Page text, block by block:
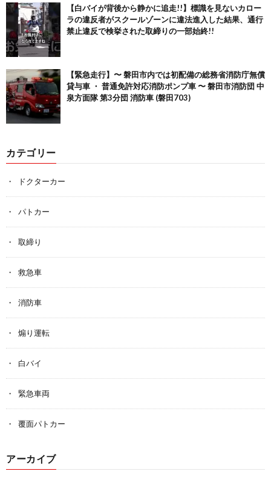
【白バイが背後から静かに追走!!】標識を見ないカロー
ラの違反者がスクールゾーンに違法進入した結果、通行
禁止違反で検挙された取締りの一部始終!!
【緊急走行】〜 磐田市内では初配備の総務省消防庁無償
貸与車 ・ 普通免許対応消防ポンプ車 〜 磐田市消防団 中
泉方面隊 第3分団 消防車 (磐田703)
カテゴリー
ドクターカー
パトカー
取締り
救急車
消防車
煽り運転
白バイ
緊急車両
覆面パトカー
アーカイブ